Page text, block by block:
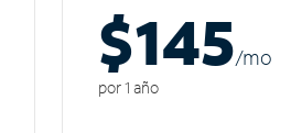
$145/mo
por 1 año